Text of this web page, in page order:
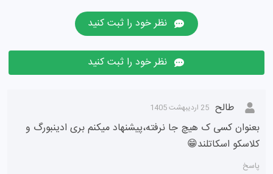
نظر خود را ثبت کنید
نظر خود را ثبت کنید
طالح 25 اردیبهشت 1405
بعنوان کسی ک هیچ جا نرفته،پیشنهاد میکنم بری ادینبورگ و
کلاسکو اسکاتلند😁
پاسخ